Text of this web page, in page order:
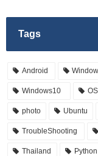
Tags
Android
Windows10
photo Ubuntu
TroubleShooting
Thailand Python